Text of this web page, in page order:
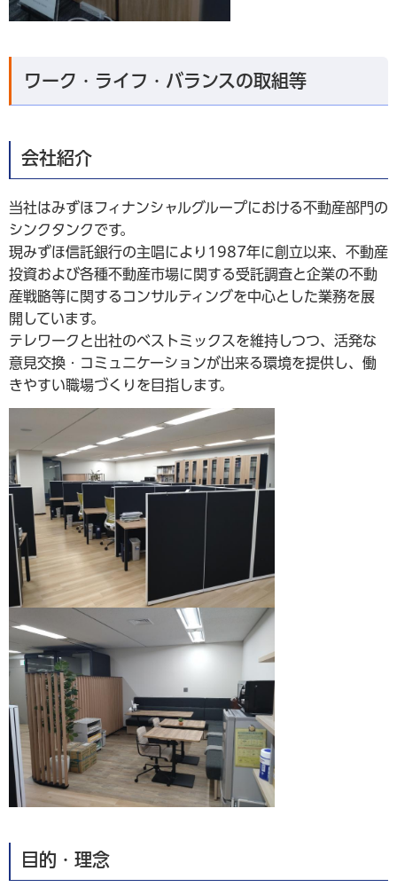
ワーク・ライフ・バランスの取組等
会社紹介
当社はみずほフィナンシャルグループにおける不動産部門の
シンクタンクです。
現みずほ信託銀行の主唱により1987年に創立以来、不動産
投資および各種不動産市場に関する受託調査と企業の不動
産戦略等に関するコンサルティングを中心とした業務を展
開しています。
テレワークと出社のベストミックスを維持しつつ、活発な
意見交換・コミュニケーションが出来る環境を提供し、働
きやすい職場づくりを目指します。
目的・理念